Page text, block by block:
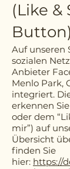
(Like &
Button)
Auf unseren
sozialen
Anbieter
Menlo Park,
integriert.
erkennen
oder dem
mir”) auf
Übersicht
finden Sie
hier: https://